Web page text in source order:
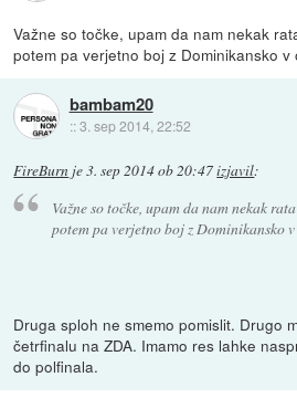
Važne so točke, upam da nam nekak
potem pa verjetno boj z Dominikansko v
bambam20
::3. sep 2014, 22:52
FireBurn je3. sep 2014 ob 20:47izjavil:
Važne so točke, upam da nam nekak
potem pa verjetno boj z Dominikansko
Druga sploh ne smemo pomislit. Drugo
četrfinalu na ZDA. Imamo res lahke
do polfinala.